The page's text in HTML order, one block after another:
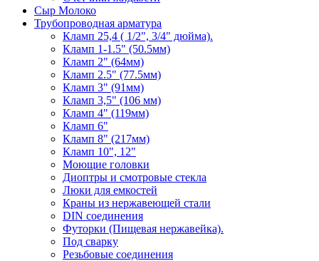
Сыр Молоко
Трубопроводная арматура
Кламп 25,4 ( 1/2", 3/4" дюйма).
Кламп 1-1.5" (50.5мм)
Кламп 2" (64мм)
Кламп 2.5" (77.5мм)
Кламп 3" (91мм)
Кламп 3,5" (106 мм)
Кламп 4" (119мм)
Кламп 6"
Кламп 8" (217мм)
Кламп 10", 12"
Моющие головки
Диоптры и смотровые стекла
Люки для емкостей
Краны из нержавеющей стали
DIN соединения
Футорки (Пищевая нержавейка).
Под сварку
Резьбовые соединения